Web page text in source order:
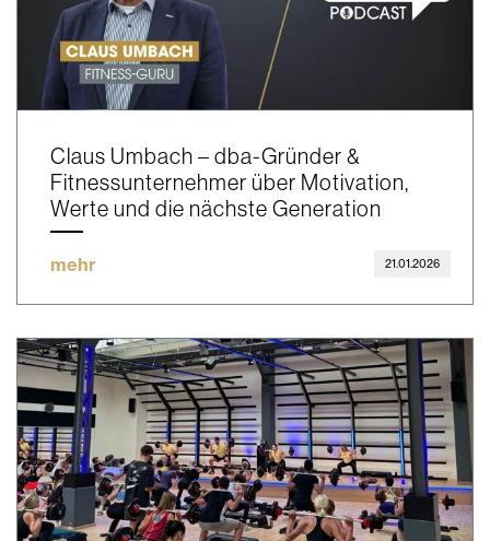
Claus Umbach – dba-Gründer &
Fitnessunternehmer über Motivation,
Werte und die nächste Generation
mehr 21.01.2026